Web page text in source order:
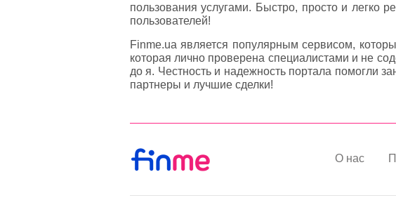
пользования услугами. Быстро, просто и
пользователей!
Finme.ua является популярным сервисом,
которая лично проверена специалистами и не
до я. Честность и надежность портала помогли
партнеры и лучшие сделки!
О нас